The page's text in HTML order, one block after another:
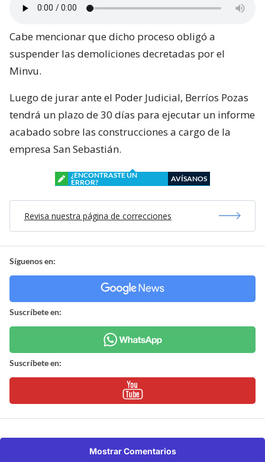
Cabe mencionar que dicho proceso obligó a
suspender las demoliciones decretadas por el
Minvu.
Luego de jurar ante el Poder Judicial, Berríos Pozas
tendrá un plazo de 30 días para ejecutar un informe
acabado sobre las construcciones a cargo de la
empresa San Sebastián.
¿ENCONTRASTE UN
ERROR?
AVÍSANOS
Revisa nuestra página de correcciones
Síguenos en:
Suscríbete en:
Suscríbete en:
Mostrar Comentarios